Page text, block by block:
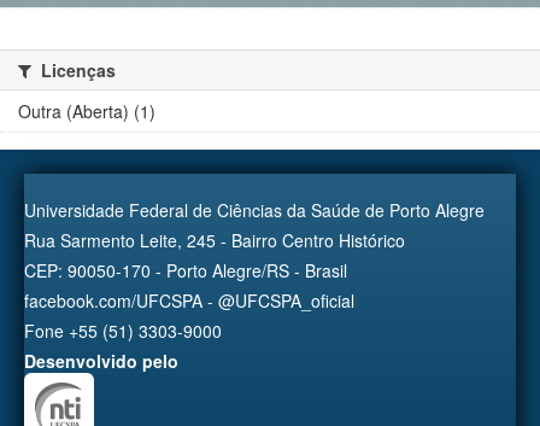
Licenças
Outra (Aberta) (1)
Universidade Federal de Ciências da Saúde de Porto Alegre
Rua Sarmento Leite, 245 - Bairro Centro Histórico
CEP: 90050-170 - Porto Alegre/RS - Brasil
facebook.com/UFCSPA - @UFCSPA_oficial
Fone +55 (51) 3303-9000
Desenvolvido pelo